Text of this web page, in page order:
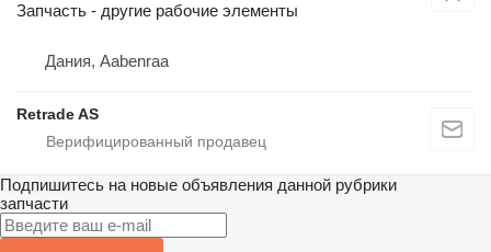
Запчасть - другие рабочие элементы
Дания, Aabenraa
Retrade AS
Подпишитесь на новые объявления данной рубрики
запчасти